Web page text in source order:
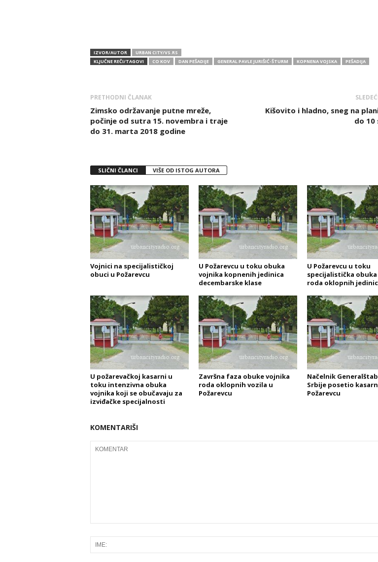
IZVOR/AUTOR
URBAN CITY/VS.RS
KLJUČNE REČI/TAGOVI
CO KOV DAN PEŠADIJE GENERAL PAVLE JURIŠIĆ-ŠTURM KOPNENA VOJSKA PEŠADIJA
PRETHODNI ČLANAK
Zimsko održavanje putne mreže,
počinje od sutra 15. novembra i traje
do 31. marta 2018 godine
Kišovito i hladno, sneg na
do 10
SLIČNI ČLANCI VIŠE OD ISTOG AUTORA
Vojnici na specijalističkoj
obuci u Požarevcu
U Požarevcu u toku obuka
vojnika kopnenih jedinica
decembarske klase
U Požarevcu u toku
specijalistička
roda oklopnih
U požarevačkoj kasarni u
toku intenzivna obuka
vojnika koji se obučavaju za
izviđačke specijalnosti
Završna faza obuke vojnika
roda oklopnih vozila u
Požarevcu
Načelnik
Srbije posetio
Požarevcu
KOMENTARIŠI